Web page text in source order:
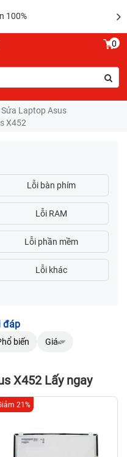
100%
0
Sửa Laptop Asus
X452
đáp
biến Giá
X452 Lấy ngay
21%